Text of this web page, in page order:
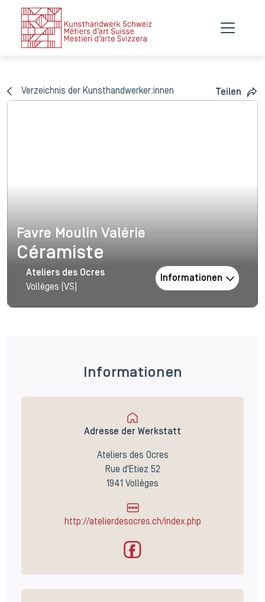
Verzeichnis der Kunsthandwerker:innen Teilen
Favre Moulin Valérie
Favre Moulin Valérie
Céramiste
Ateliers des Ocres
Vollèges (VS)
Informationen
Informationen
Adresse der Werkstatt
Ateliers des Ocres
Rue d'Etiez 52
1941 Vollèges
http://atelierdesocres.ch/index.php